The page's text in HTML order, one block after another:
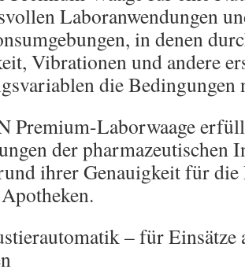
Laboranwendungen
in denen
Vibrationen und andere
die
Premium-Laborwaage
der pharmazeutischen
ihrer Genauigkeit für die
– für Einsätze